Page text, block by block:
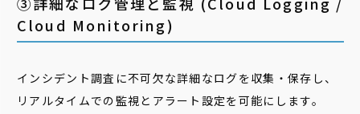
Cloud Monitoring)
インシデント調査に不可欠な詳細なログを収集・保存し、
リアルタイムでの監視とアラート設定を可能にします。